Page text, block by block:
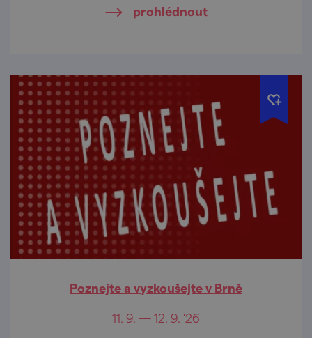
pošestnácté.
prohlédnout
Poznejte a vyzkoušejte v Brně
11. 9. — 12. 9. '26